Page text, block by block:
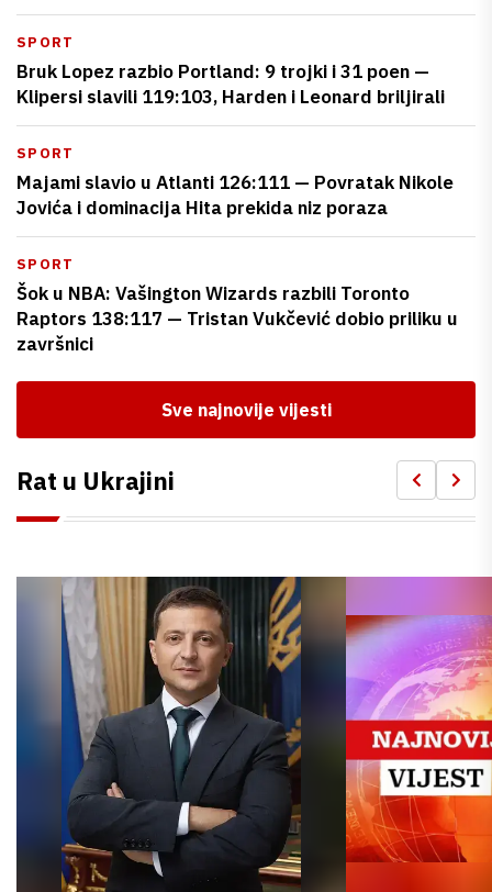
SPORT
Bruk Lopez razbio Portland: 9 trojki i 31 poen —
Klipersi slavili 119:103, Harden i Leonard briljirali
SPORT
Majami slavio u Atlanti 126:111 — Povratak Nikole
Jovića i dominacija Hita prekida niz poraza
SPORT
Šok u NBA: Vašington Wizards razbili Toronto
Raptors 138:117 — Tristan Vukčević dobio priliku u
završnici
Sve najnovije vijesti
Rat u Ukrajini